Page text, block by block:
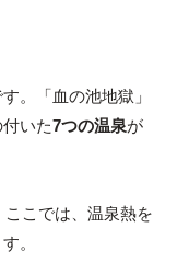
。「血の池地獄」
いた7つの温泉が
ここでは、温泉熱を
。